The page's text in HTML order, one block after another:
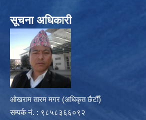
सूचना अधिकारी
ओखराम तारम मगर (अधिकृत छैटौँ)
सम्पर्क न‌ं. : ९८५८३६६०९२